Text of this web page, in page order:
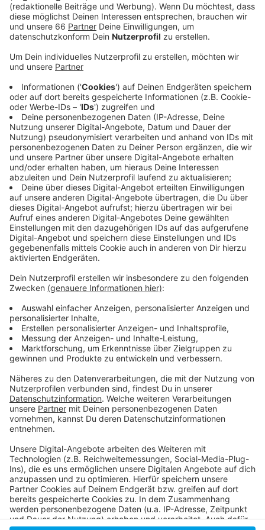
Anzeige
Dabei geht es zum Beispiel um Geschäftsmodelle,
Strategie und Marketing. Zum 9. Mal findet die Startup
Woche in Düsseldorf statt. Auch in diesem Jahr gibt
es wieder viele Seminare, Workshops und Networking-
Events. In über 100 Veranstaltungen können
Gründerinnen und Gründer sich zu Themen wie
Förderungen und Finanzen aber auch KI oder
Nachhaltigkeit informieren. Das Interesse an Startups
wächst immer weiter an. Allein 2023 hat es in unserer
Stadt 50 Neugründungen gegeben. 21 Prozent der
Gründerinnen und Gründer waren weiblich.
Anzeige
Weitere Infos und Links zum Thema:
Anzeige
So berichtet die Stadt
Die Startup-City am Rhein
Unternehmen
Anzeige
Anzeige